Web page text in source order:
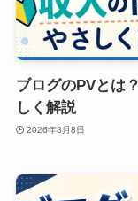
ブログのPVとは
しく解説
2026年8月8日